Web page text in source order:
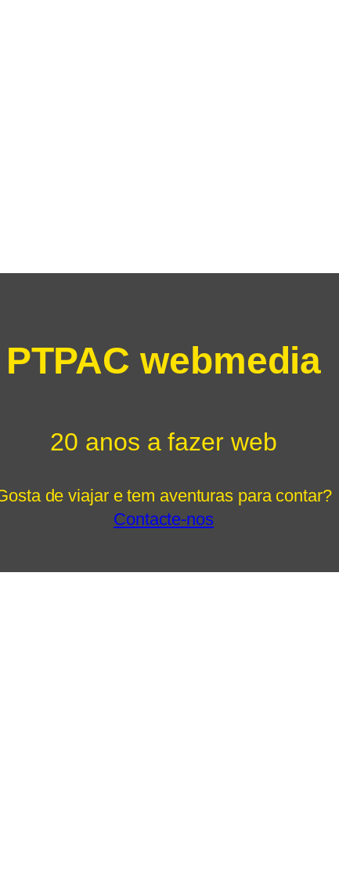
PTPAC webmedia
20 anos a fazer web
de viajar e tem aventuras para contar?
Contacte-nos